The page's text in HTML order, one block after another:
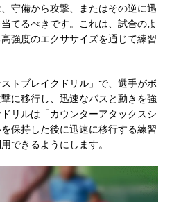
守備から攻撃、またはその逆に迅
てるべきです。これは、試合のよ
強度のエクササイズを通じて練習
トブレイクドリル」で、選手がボ
に移行し、迅速なパスと動きを強
リルは「カウンターアタックスシ
保持した後に迅速に移行する練習
できるようにします。